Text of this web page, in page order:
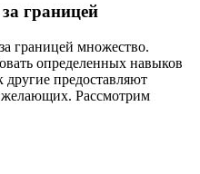
границей
границей множество.
определенных навыков
другие предоставляют
Рассмотрим